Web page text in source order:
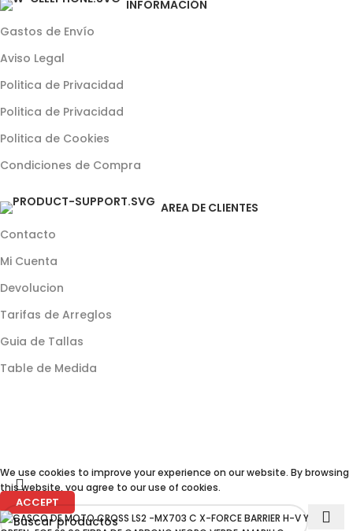
AREA DE CLIENTES
Contacto
Mi Cuenta
Devolucion
Tarifas de Arreglos
Guia de Tallas
Table de Medida
INFORMACIÓN
Gastos de Envío
Aviso Legal
Politica de Privacidad
Politica de Privacidad
Politica de Cookies
Condiciones de Compra
We use cookies to improve your experience on our website. By browsing
this website, you agree to our use of cookies.
ACCEPT